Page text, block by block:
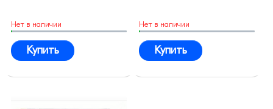
Нет в наличии
Купить
Нет в наличии
Купить